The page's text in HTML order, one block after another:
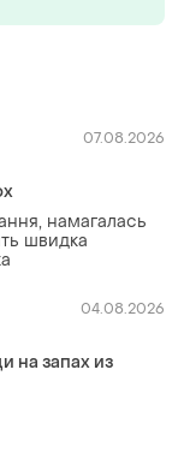
07.08.2026
намагалась
швидка
04.08.2026
на запах из